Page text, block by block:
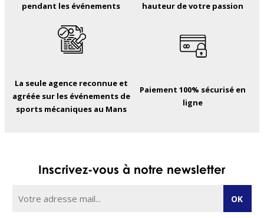
pendant les événements
hauteur de votre passion
La seule agence reconnue et
agréée sur les événements de
sports mécaniques au Mans
Paiement 100% sécurisé en
ligne
Inscrivez-vous à notre newsletter